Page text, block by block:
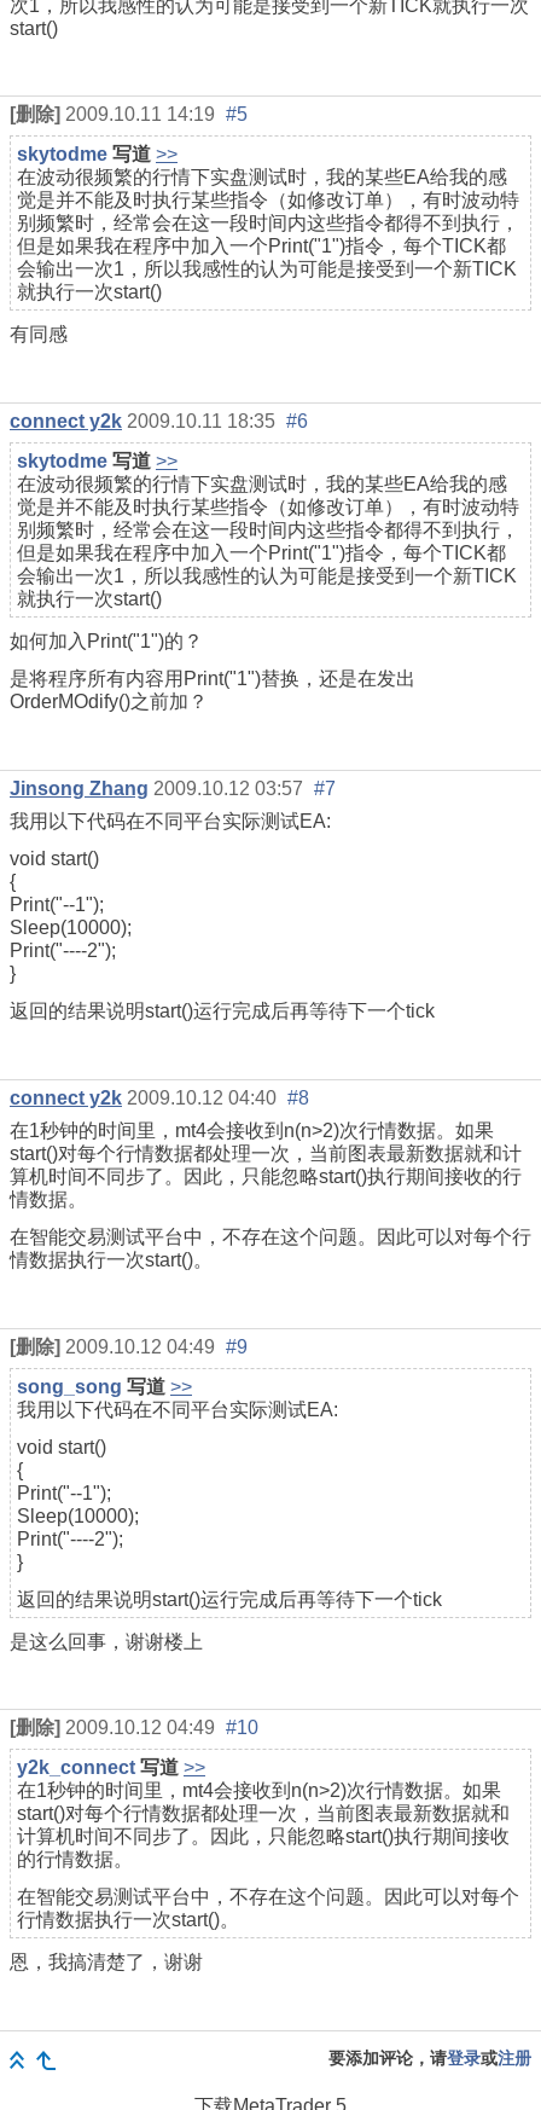
次1，所以我感性的认为可能是接受到一个新TICK就执行一次
start()
[删除] 2009.10.11 14:19 #5
skytodme 写道 >>
在波动很频繁的行情下实盘测试时，我的某些EA给我的感
觉是并不能及时执行某些指令（如修改订单），有时波动特
别频繁时，经常会在这一段时间内这些指令都得不到执行，
但是如果我在程序中加入一个Print("1")指令，每个TICK都
会输出一次1，所以我感性的认为可能是接受到一个新TICK
就执行一次start()
有同感
connect y2k 2009.10.11 18:35 #6
skytodme 写道 >>
在波动很频繁的行情下实盘测试时，我的某些EA给我的感
觉是并不能及时执行某些指令（如修改订单），有时波动特
别频繁时，经常会在这一段时间内这些指令都得不到执行，
但是如果我在程序中加入一个Print("1")指令，每个TICK都
会输出一次1，所以我感性的认为可能是接受到一个新TICK
就执行一次start()
如何加入Print("1")的？
是将程序所有内容用Print("1")替换，还是在发出
OrderMOdify()之前加？
Jinsong Zhang 2009.10.12 03:57 #7
我用以下代码在不同平台实际测试EA:
void start()
{
Print("--1");
Sleep(10000);
Print("----2");
}
返回的结果说明start()运行完成后再等待下一个tick
connect y2k 2009.10.12 04:40 #8
在1秒钟的时间里，mt4会接收到n(n>2)次行情数据。如果
start()对每个行情数据都处理一次，当前图表最新数据就和计
算机时间不同步了。因此，只能忽略start()执行期间接收的行
情数据。
在智能交易测试平台中，不存在这个问题。因此可以对每个行
情数据执行一次start()。
[删除] 2009.10.12 04:49 #9
song_song 写道 >>
我用以下代码在不同平台实际测试EA:
void start()
{
Print("--1");
Sleep(10000);
Print("----2");
}
返回的结果说明start()运行完成后再等待下一个tick
是这么回事，谢谢楼上
[删除] 2009.10.12 04:49 #10
y2k_connect 写道 >>
在1秒钟的时间里，mt4会接收到n(n>2)次行情数据。如果
start()对每个行情数据都处理一次，当前图表最新数据就和
计算机时间不同步了。因此，只能忽略start()执行期间接收
的行情数据。
在智能交易测试平台中，不存在这个问题。因此可以对每个
行情数据执行一次start()。
恩，我搞清楚了，谢谢
要添加评论，请登录或注册
下载MetaTrader 5